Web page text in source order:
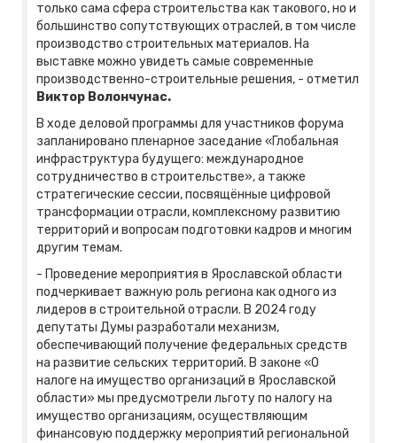
только сама сфера строительства как такового, но и
большинство сопутствующих отраслей, в том числе
производство строительных материалов. На
выставке можно увидеть самые современные
производственно-строительные решения, - отметил
Виктор Волончунас.
В ходе деловой программы для участников форума
запланировано пленарное заседание «Глобальная
инфраструктура будущего: международное
сотрудничество в строительстве», а также
стратегические сессии, посвящённые цифровой
трансформации отрасли, комплексному развитию
территорий и вопросам подготовки кадров и многим
другим темам.
- Проведение мероприятия в Ярославской области
подчеркивает важную роль региона как одного из
лидеров в строительной отрасли. В 2024 году
депутаты Думы разработали механизм,
обеспечивающий получение федеральных средств
на развитие сельских территорий. В законе «О
налоге на имущество организаций в Ярославской
области» мы предусмотрели льготу по налогу на
имущество организациям, осуществляющим
финансовую поддержку мероприятий региональной